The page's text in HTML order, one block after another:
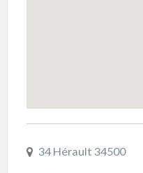
34 Hérault 34500